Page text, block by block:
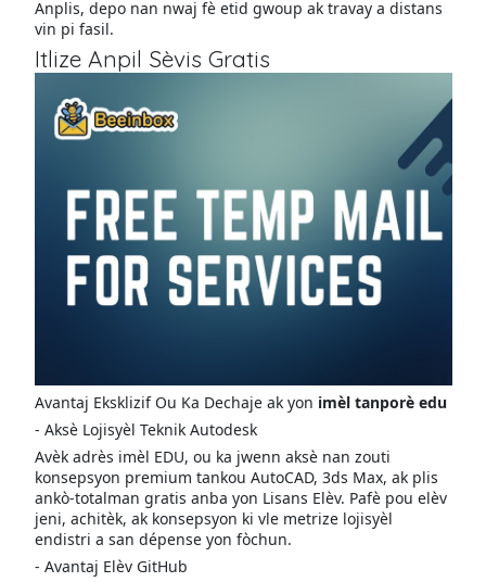
Anplis, depo nan nwaj fè etid gwoup ak travay a distans
vin pi fasil.
Itlize Anpil Sèvis Gratis
Avantaj Eksklizif Ou Ka Dechaje ak yon imèl tanporè edu
- Aksè Lojisyèl Teknik Autodesk
Avèk adrès imèl EDU, ou ka jwenn aksè nan zouti
konsepsyon premium tankou AutoCAD, 3ds Max, ak plis
ankò-totalman gratis anba yon Lisans Elèv. Pafè pou elèv
jeni, achitèk, ak konsepsyon ki vle metrize lojisyèl
endistri a san dépense yon fòchun.
- Avantaj Elèv GitHub